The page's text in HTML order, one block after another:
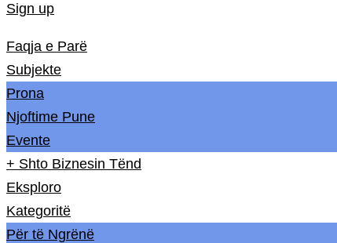
Sign up
Faqja e Parë
Subjekte
Prona
Njoftime Pune
Evente
+ Shto Biznesin Tënd
Eksploro
Kategoritë
Për të Ngrënë